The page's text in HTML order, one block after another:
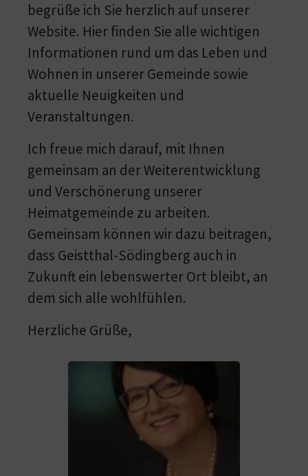
begrüße ich Sie herzlich auf unserer
Website. Hier finden Sie alle wichtigen
Informationen rund um das Leben und
Wohnen in unserer Gemeinde sowie
aktuelle Neuigkeiten und
Veranstaltungen.
Ich freue mich darauf, mit Ihnen
gemeinsam an der Weiterentwicklung
und Verschönerung unserer
Heimatgemeinde zu arbeiten.
Gemeinsam können wir dazu beitragen,
dass Geistthal-Södingberg auch in
Zukunft ein lebenswerter Ort bleibt, an
dem sich alle wohlfühlen.
Herzliche Grüße,
Show larger version